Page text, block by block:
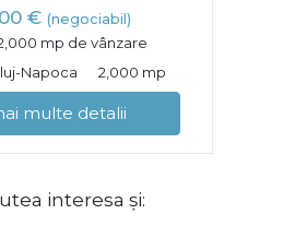
€ (negociabil)
mp de vânzare
Napoca
2,000 mp
multe detalii
interesa și: